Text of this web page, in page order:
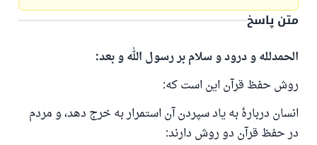
متن پاسخ
الحمدلله و درود و سلام بر رسول الله و بعد:
روش حفظ قرآن این است که:
انسان دربارهٔ به یاد سپردن آن استمرار به خرج دهد، و مردم
در حفظ قرآن دو روش دارند: